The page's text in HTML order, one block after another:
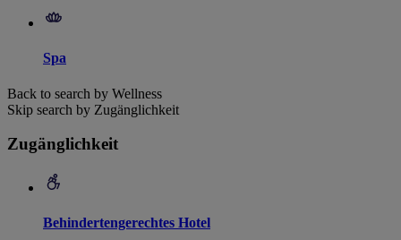
Spa
Back to search by Wellness
Skip search by Zugänglichkeit
Zugänglichkeit
Behindertengerechtes Hotel